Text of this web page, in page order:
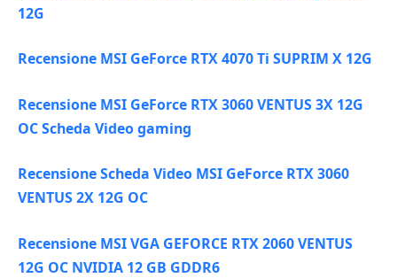
12G
Recensione MSI GeForce RTX 4070 Ti SUPRIM X 12G
Recensione MSI GeForce RTX 3060 VENTUS 3X 12G
OC Scheda Video gaming
Recensione Scheda Video MSI GeForce RTX 3060
VENTUS 2X 12G OC
Recensione MSI VGA GEFORCE RTX 2060 VENTUS
12G OC NVIDIA 12 GB GDDR6